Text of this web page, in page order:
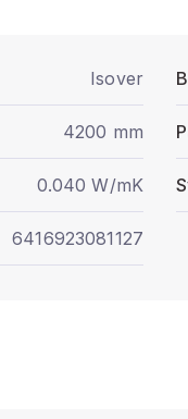
Isover
4200 mm
0.040 W/mK
6416923081127